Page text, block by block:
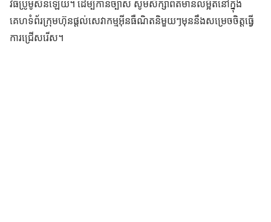
វិធីប្រូម៉ូសិនឡើយ។ ដើម្បីកាន់ច្បាស់ សូមសិក្សាព័ត៌មានលម្អិតនៅក្នុង
គេហទំព័រក្រុមហ៊ុនផ្តល់សេវាកម្មអុីនធឺណិតនិមួយៗមុននឹងសម្រេចចិត្តធ្វើ
ការជ្រើសរើស។